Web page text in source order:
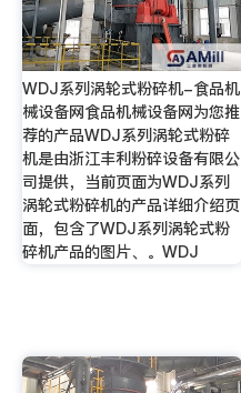
WDJ系列涡轮式粉碎机-食品机
械设备网食品机械设备网为您推
荐的产品WDJ系列涡轮式粉碎
机是由浙江丰利粉碎设备有限公
司提供，当前页面为WDJ系列
涡轮式粉碎机的产品详细介绍页
面，包含了WDJ系列涡轮式粉
碎机产品的图片、。WDJ